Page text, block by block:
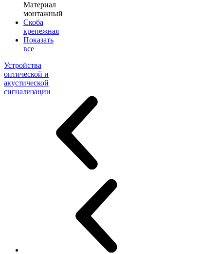
Материал
монтажный
Скоба
крепежная
Показать
все
Устройства
оптической и
акустической
сигнализации